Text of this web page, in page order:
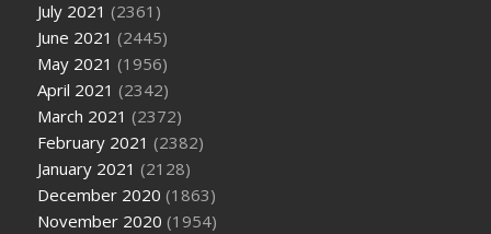
July 2021 (2361)
June 2021 (2445)
May 2021 (1956)
April 2021 (2342)
March 2021 (2372)
February 2021 (2382)
January 2021 (2128)
December 2020 (1863)
November 2020 (1954)